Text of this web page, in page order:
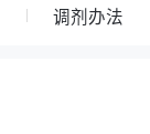
调剂办法